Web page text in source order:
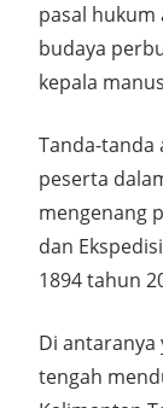
pasal
budaya
kepala
Tanda-tanda
peserta
mengenang
dan
1894 tahun
Di
tengah